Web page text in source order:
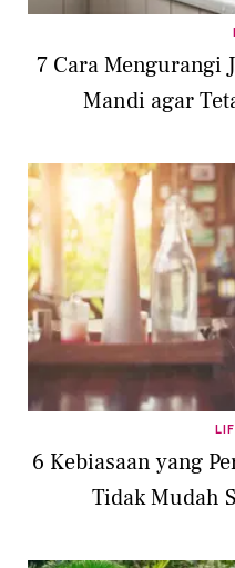
7 Cara Mengurangi
Mandi agar
6 Kebiasaan yang
Tidak Mudah